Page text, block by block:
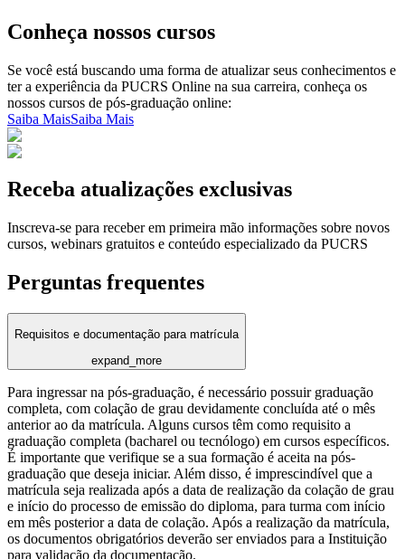
Conheça nossos cursos
Se você está buscando uma forma de atualizar seus conhecimentos e
ter a experiência da PUCRS Online na sua carreira, conheça os
nossos cursos de pós-graduação online:
Saiba MaisSaiba Mais
Receba atualizações exclusivas
Inscreva-se para receber em primeira mão informações sobre novos
cursos, webinars gratuitos e conteúdo especializado da PUCRS
Perguntas frequentes
Requisitos e documentação para matrícula
expand_more
Para ingressar na pós-graduação, é necessário possuir graduação
completa, com colação de grau devidamente concluída até o mês
anterior ao da matrícula. Alguns cursos têm como requisito a
graduação completa (bacharel ou tecnólogo) em cursos específicos.
É importante que verifique se a sua formação é aceita na pós-
graduação que deseja iniciar. Além disso, é imprescindível que a
matrícula seja realizada após a data de realização da colação de grau
e início do processo de emissão do diploma, para turma com início
em mês posterior a data de colação. Após a realização da matrícula,
os documentos obrigatórios deverão ser enviados para a Instituição
para validação da documentação.